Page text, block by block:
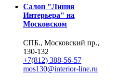
Салон "Линия
Интерьера" на
Московском
СПБ., Московский пр.,
130-132
+7(812) 388-56-57
mos130@interior-line.ru